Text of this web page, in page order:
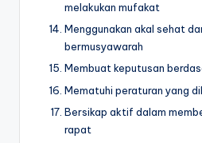
melakukan mufakat
Menggunakan akal sehat
bermusyawarah
Membuat keputusan
Mematuhi peraturan yang
Bersikap aktif dalam
rapat